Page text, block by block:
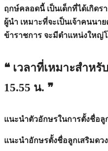
ฤกษ์คลอดนี้ เป็นเด็กที่ได้เกิด
ผู้นำ เหมาะที่จะเป็นเจ้าคนนา
ข้าราชการ จะมีตำแหน่งใหญ่
❝ เวลาที่เหมาะสำห
15.55 น. ❞
แนะนำตัวอักษรในการตั้งชื่อลู
แนะนำอักษรตั้งชื่อลูกเสริมดว